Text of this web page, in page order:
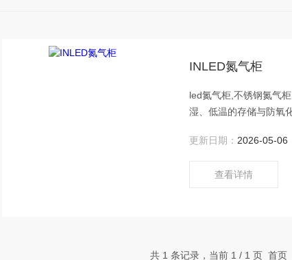
INLED氮气柜
led氮气柜,不锈钢氮气
湿、低温的存储与防氧
更新日期： 2026-05-06
查看详情
共 1 条记录，当前 1 / 1 页 首